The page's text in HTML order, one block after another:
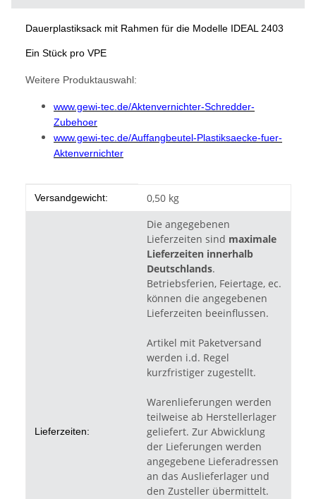
Dauerplastiksack mit Rahmen für die Modelle IDEAL 2403
Ein Stück pro VPE
Weitere Produktauswahl:
www.gewi-tec.de/Aktenvernichter-Schredder-
Zubehoer
www.gewi-tec.de/Auffangbeutel-Plastiksaecke-fuer-
Aktenvernichter
Produkteigenschaft
Wert
Versandgewicht: 0,50 kg
Lieferzeiten:
Die angegebenen
Lieferzeiten sind maximale
Lieferzeiten innerhalb
Deutschlands.
Betriebsferien, Feiertage, ec.
können die angegebenen
Lieferzeiten beeinflussen.
Artikel mit Paketversand
werden i.d. Regel
kurzfristiger zugestellt.
Warenlieferungen werden
teilweise ab Herstellerlager
geliefert. Zur Abwicklung
der Lieferungen werden
angegebene Lieferadressen
an das Auslieferlager und
den Zusteller übermittelt.